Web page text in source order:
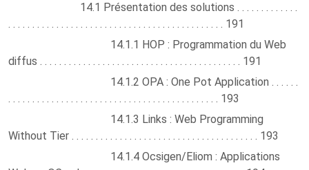
14.1 Présentation des solutions . . . . . . . . . . . . .
. . . . . . . . . . . . . . . . . . . . . . . . . . . . . . . . . . . . . . . . . . . . . 191
14.1.1 HOP : Programmation du Web
diffus . . . . . . . . . . . . . . . . . . . . . . . . . . . . . . . . . . . . . . . . . . 191
14.1.2 OPA : One Pot Application . . . . . .
. . . . . . . . . . . . . . . . . . . . . . . . . . . . . . . . . . . . . . . . . . . . 193
14.1.3 Links : Web Programming
Without Tier . . . . . . . . . . . . . . . . . . . . . . . . . . . . . . . . . . . . . . . 193
14.1.4 Ocsigen/Eliom : Applications